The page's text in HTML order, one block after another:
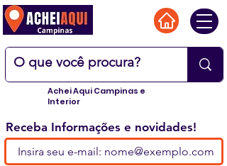
Achei Aqui Campinas e
Interior
Receba Informações e novidades!